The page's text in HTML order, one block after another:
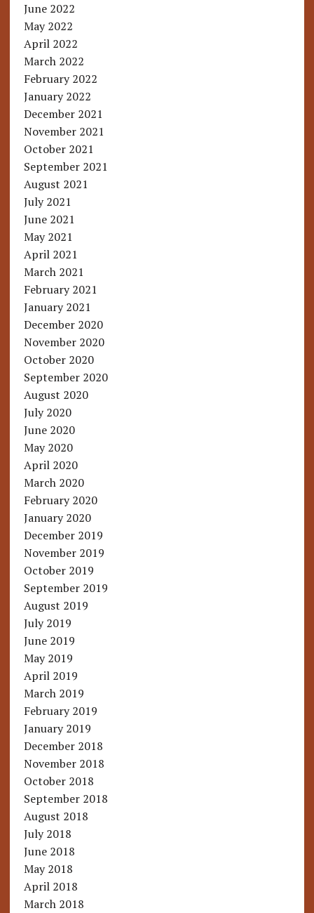
June 2022
May 2022
April 2022
March 2022
February 2022
January 2022
December 2021
November 2021
October 2021
September 2021
August 2021
July 2021
June 2021
May 2021
April 2021
March 2021
February 2021
January 2021
December 2020
November 2020
October 2020
September 2020
August 2020
July 2020
June 2020
May 2020
April 2020
March 2020
February 2020
January 2020
December 2019
November 2019
October 2019
September 2019
August 2019
July 2019
June 2019
May 2019
April 2019
March 2019
February 2019
January 2019
December 2018
November 2018
October 2018
September 2018
August 2018
July 2018
June 2018
May 2018
April 2018
March 2018